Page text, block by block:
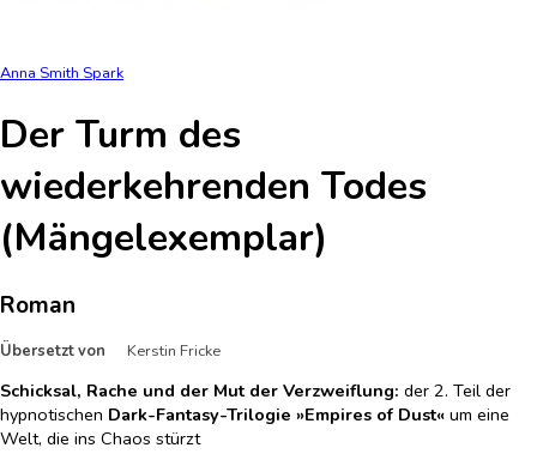
Anna Smith Spark
Der Turm des
wiederkehrenden Todes
(Mängelexemplar)
Roman
Übersetzt von Kerstin Fricke
Schicksal, Rache und der Mut der Verzweiflung: der 2. Teil der
hypnotischen Dark-Fantasy-Trilogie »Empires of Dust« um eine
Welt, die ins Chaos stürzt